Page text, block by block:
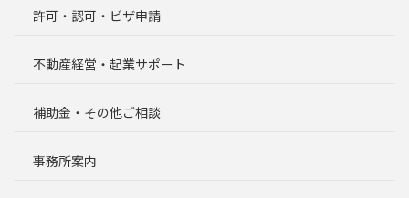
許可・認可・ビザ申請
不動産経営・起業サポート
補助金・その他ご相談
事務所案内